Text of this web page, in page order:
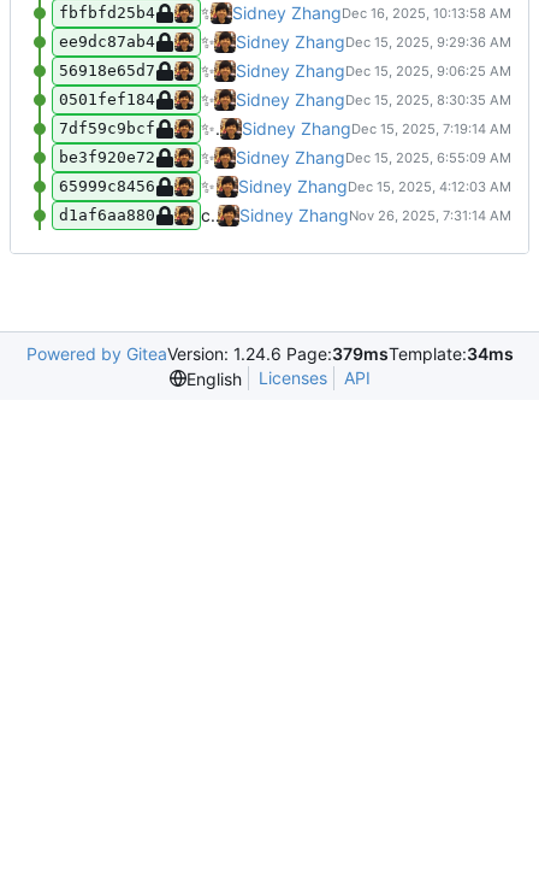
fbfbfd25b4 ✨
feat(eular_11.py)：添加欧拉项目第11题
Sidney Zhang
ee9dc87ab4 ✨
feat(solutions)：添加欧拉项目第9题和第
Sidney Zhang
56918e65d7 ✨
feat(solutions/0009)：添加欧拉项目第9
Sidney Zhang
0501fef184 ✨
feat(project-euler)：添加第7题和第8题
Sidney Zhang
7df59c9bcf ✨
feat(eular_5.py)：添加计时装饰器和
Sidney Zhang
be3f920e72 ✨
feat(project)：添加欧拉项目第6题解决方
Sidney Zhang
65999c8456 ✨
feat(project)：添加欧拉项目第4、5题解
Sidney Zhang
d1af6aa880 created and first commit(3 solusions) Sidney Zhang
Powered by GiteaVersion: 1.24.6 Page:379msTemplate:34ms
English
Licenses API